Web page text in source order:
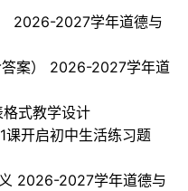
2026-2027学年道德与
案） 2026-2027学年道
式教学设计
课开启初中生活练习题
2026-2027学年道德与